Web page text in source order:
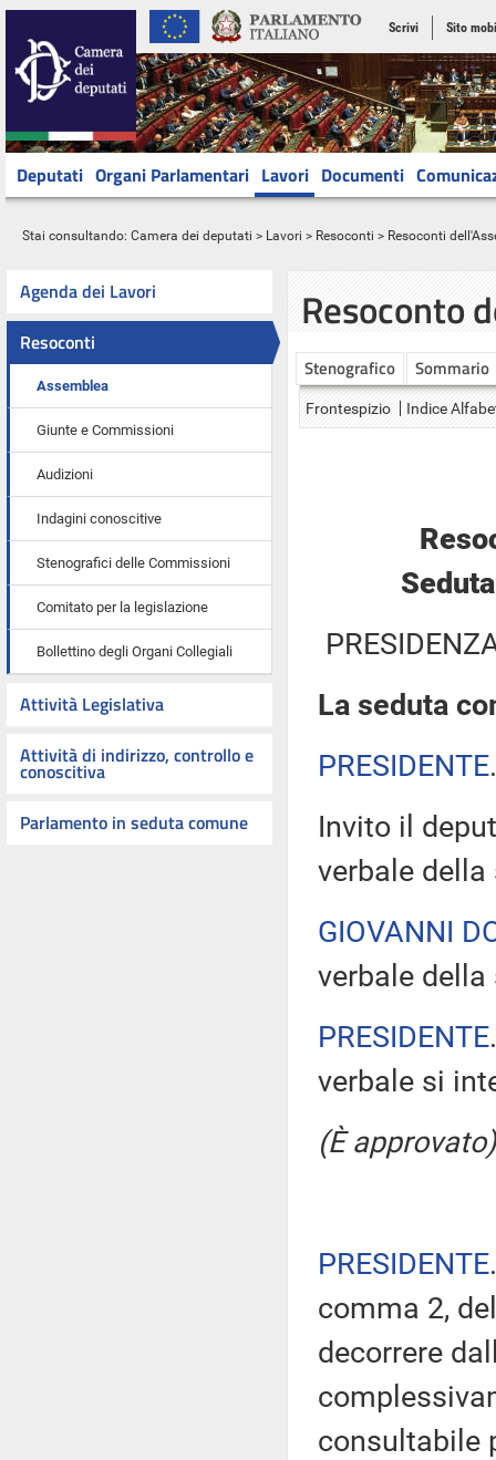
Scrivi Sito
Deputati Organi Parlamentari Lavori Documenti
Stai consultando: Camera dei deputati > Lavori > Resoconti > Resoconti
Agenda dei Lavori
Resoconti
Assemblea
Giunte e Commissioni
Audizioni
Indagini conoscitive
Stenografici delle Commissioni
Comitato per la legislazione
Bollettino degli Organi Collegiali
Attività Legislativa
Attività di indirizzo, controllo e
conoscitiva
Parlamento in seduta comune
Resoconto
Stenografico Sommario
Frontespizio Indice
La seduta
PRESIDENTE
Invito il
verbale della
GIOVANNI
verbale
PRESIDENTE
verbale si
(È approvato)
PRESIDENTE
comma 2,
decorrere
consultabile